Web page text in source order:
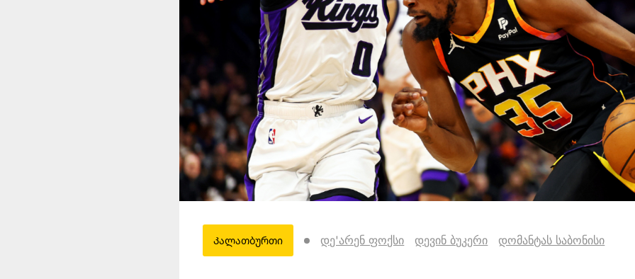
Კალათბურთი დე'არენ ფოქსი დევინ ბუკერი დომანტას საბონისი